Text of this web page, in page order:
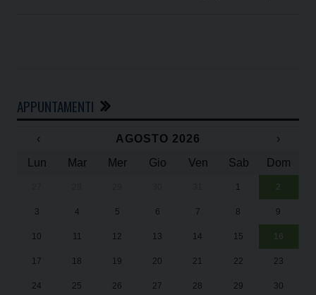
APPUNTAMENTI
‹ AGOSTO 2026
›
Lun
Mar Mer Gio Ven Sab Dom
1 2
3 4 5 6 7 8 9
10 11 12 13 14 15 16
17 18 19 20 21 22 23
24 25 26 27 28 29 30